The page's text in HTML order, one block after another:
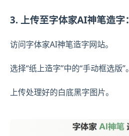
3. 上传至字体家AI神笔造字：
访问字体家AI神笔造字网站。
选择“纸上造字”中的“手动框选版”。
上传处理好的白底黑字图片。